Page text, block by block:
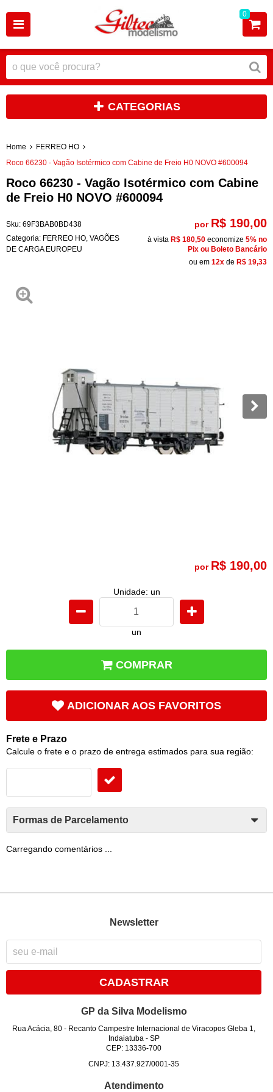
0
CATEGORIAS
Home
FERREO HO
Roco 66230 - Vagão Isotérmico com Cabine de Freio H0 NOVO #600094
Roco 66230 - Vagão Isotérmico com Cabine
de Freio H0 NOVO #600094
Sku: 69F3BAB0BD438
Categoria: FERREO HO VAGÕES
DE CARGA EUROPEU
por R$ 190,00
à vista R$ 180,50 economize 5% no
Pix ou Boleto Bancário
ou em 12x de R$ 19,33
por R$ 190,00
Unidade: un
un
COMPRAR
ADICIONAR AOS FAVORITOS
Frete e Prazo
Calcule o frete e o prazo de entrega estimados para sua região:
Formas de Parcelamento
Carregando comentários ...
Newsletter
CADASTRAR
GP da Silva Modelismo
Rua Acácia, 80 - Recanto Campestre Internacional de Viracopos Gleba 1,
Indaiatuba- SP
CEP: 13336-700
CNPJ: 13.437.927/0001-35
Atendimento